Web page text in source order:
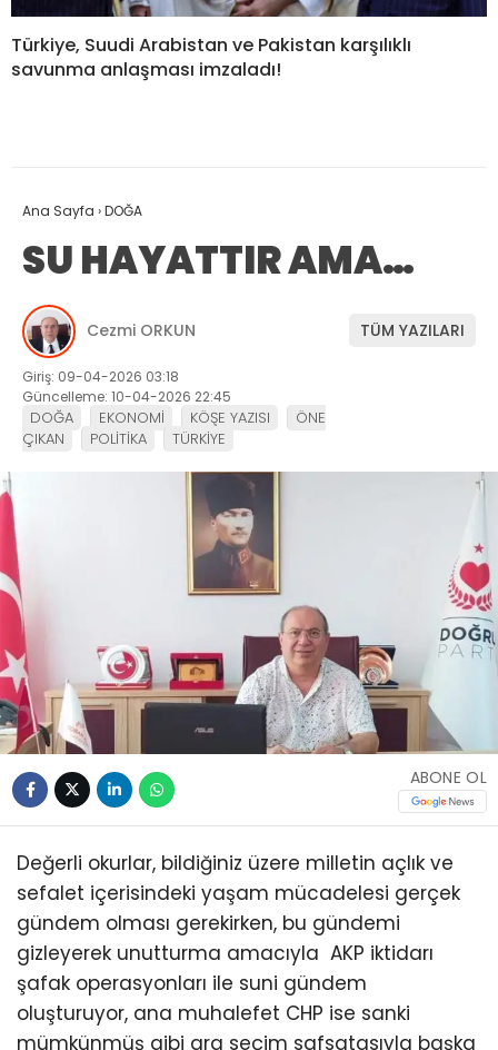
Türkiye, Suudi Arabistan ve Pakistan karşılıklı
savunma anlaşması imzaladı!
Ana Sayfa ›DOĞA
SU HAYATTIR AMA…
Cezmi ORKUN TÜM YAZILARI
Giriş: 09-04-2026 03:18
Güncelleme: 10-04-2026 22:45
DOĞA EKONOMİ KÖŞE YAZISI
ÖNE
ÇIKAN
POLİTİKA TÜRKİYE
ABONE OL
Değerli okurlar, bildiğiniz üzere milletin açlık ve
sefalet içerisindeki yaşam mücadelesi gerçek
gündem olması gerekirken, bu gündemi
gizleyerek unutturma amacıyla AKP iktidarı
şafak operasyonları ile suni gündem
oluşturuyor, ana muhalefet CHP ise sanki
mümkünmüş gibi ara seçim safsatasıyla başka